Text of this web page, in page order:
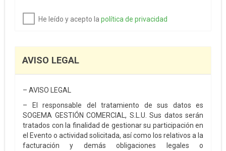
He leído y acepto la política de privacidad
AVISO LEGAL
– AVISO LEGAL
– El responsable del tratamiento de sus datos es
SOGEMA GESTIÓN COMERCIAL, S.L.U. Sus datos serán
tratados con la finalidad de gestionar su participación en
el Evento o actividad solicitada, así como los relativos a la
facturación y demás obligaciones legales o